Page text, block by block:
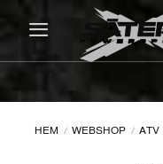
HEM / WEBSHOP / ATV